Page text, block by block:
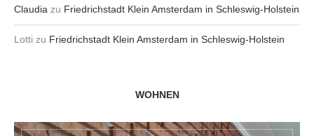
Claudia zu Friedrichstadt Klein Amsterdam in Schleswig-Holstein
Lotti zu Friedrichstadt Klein Amsterdam in Schleswig-Holstein
WOHNEN